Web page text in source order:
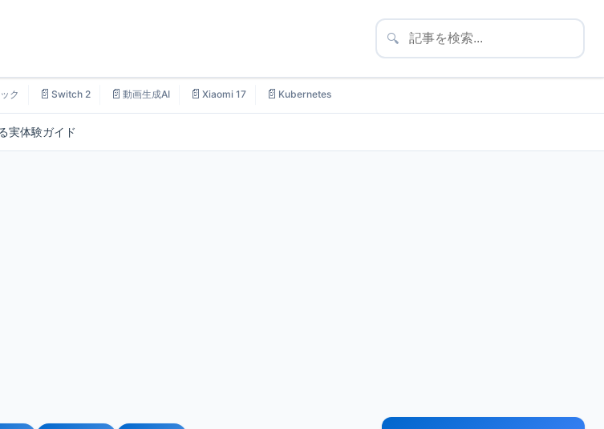
🔍
ク 📄 Switch 2 📄 動画生成AI 📄 Xiaomi 17 📄 Kubernetes
実体験ガイド